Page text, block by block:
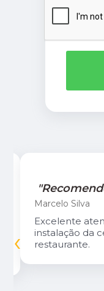
Marcelo Silva
Excelente
instalação da
restaurante.
‹